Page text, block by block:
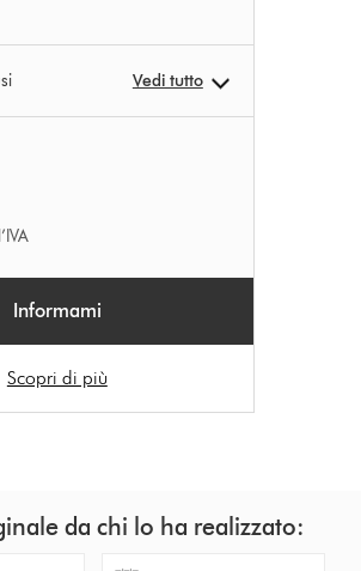
Vedi tutto
Informami
Scopri di più
da chi lo ha realizzato: